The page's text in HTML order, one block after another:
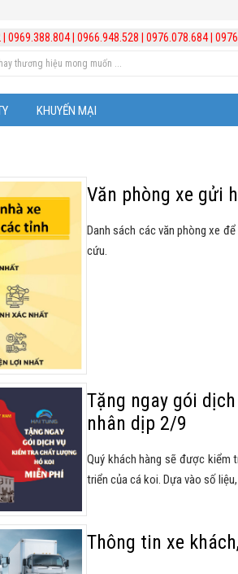
|0969.388.804|0966.948.528 |0976.078.684|
KHUYẾN MẠI
Văn phòng xe gửi
Danh sách các văn phòng xe
cứu.
Tặng ngay gói dịch
nhân dịp 2/9
Quý khách hàng sẽ được
triển của cá koi. Dựa vào số
Thông tin xe